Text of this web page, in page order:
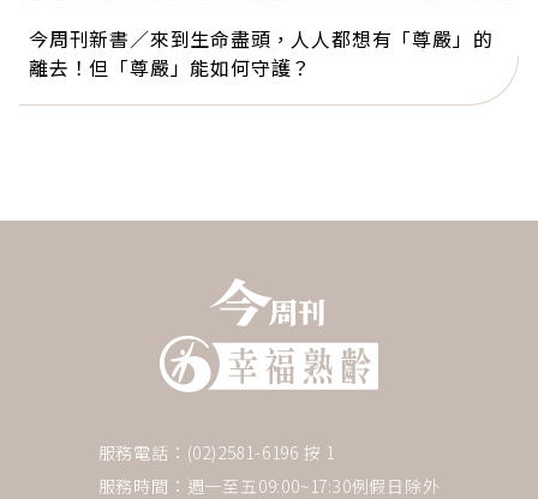
今周刊新書／來到生命盡頭，人人都想有「尊嚴」的
離去！但「尊嚴」能如何守護？
服務電話：(02)2581-6196 按 1
服務時間：週一至五09:00~17:30例假日除外